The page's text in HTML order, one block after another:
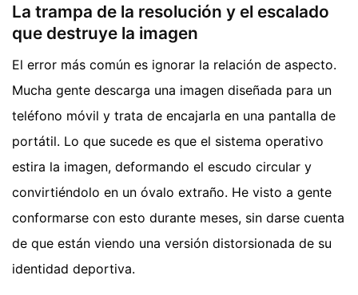
La trampa de la resolución y el escalado
que destruye la imagen
El error más común es ignorar la relación de aspecto.
Mucha gente descarga una imagen diseñada para un
teléfono móvil y trata de encajarla en una pantalla de
portátil. Lo que sucede es que el sistema operativo
estira la imagen, deformando el escudo circular y
convirtiéndolo en un óvalo extraño. He visto a gente
conformarse con esto durante meses, sin darse cuenta
de que están viendo una versión distorsionada de su
identidad deportiva.